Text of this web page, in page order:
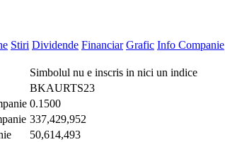
Stiri Dividende Financiar Grafic Info Companie
Simbolul nu e inscris in nici un indice
BKAURTS23
0.1500
337,429,952
50,614,493